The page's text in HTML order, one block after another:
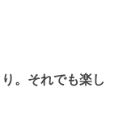
。それでも楽し